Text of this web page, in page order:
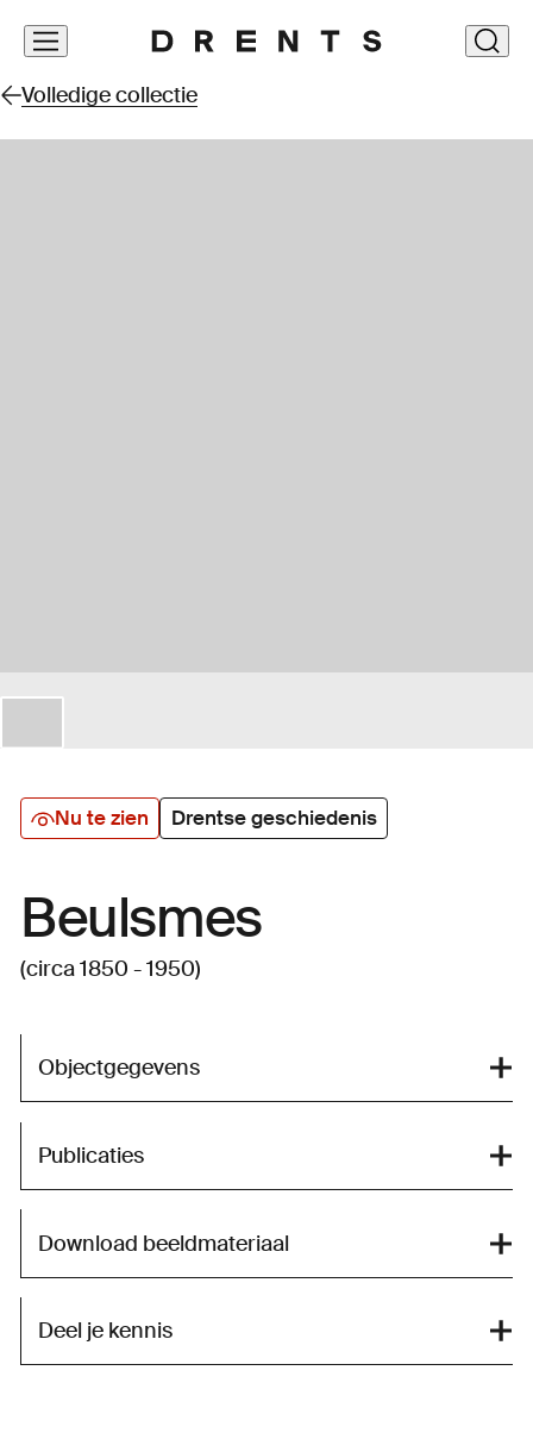
Navigatie
Volledige collectie
Nu te zien Drentse geschiedenis
Beulsmes
(circa 1850 - 1950)
Objectgegevens
Publicaties
Download beeldmateriaal
Deel je kennis